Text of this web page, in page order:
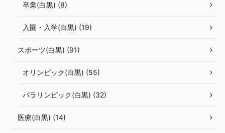
卒業(白黒) (8)
入園・入学(白黒) (19)
スポーツ(白黒) (91)
オリンピック(白黒) (55)
パラリンピック(白黒) (32)
医療(白黒) (14)